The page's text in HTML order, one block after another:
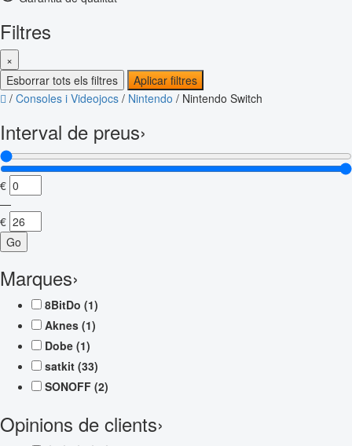
Filtres
×
Esborrar tots els filtres
Aplicar filtres
/ Consoles i Videojocs / Nintendo / Nintendo Switch
Interval de preus›
€
—
€
Go
Marques›
8BitDo (1)
Aknes (1)
Dobe (1)
satkit (33)
SONOFF (2)
Opinions de clients›